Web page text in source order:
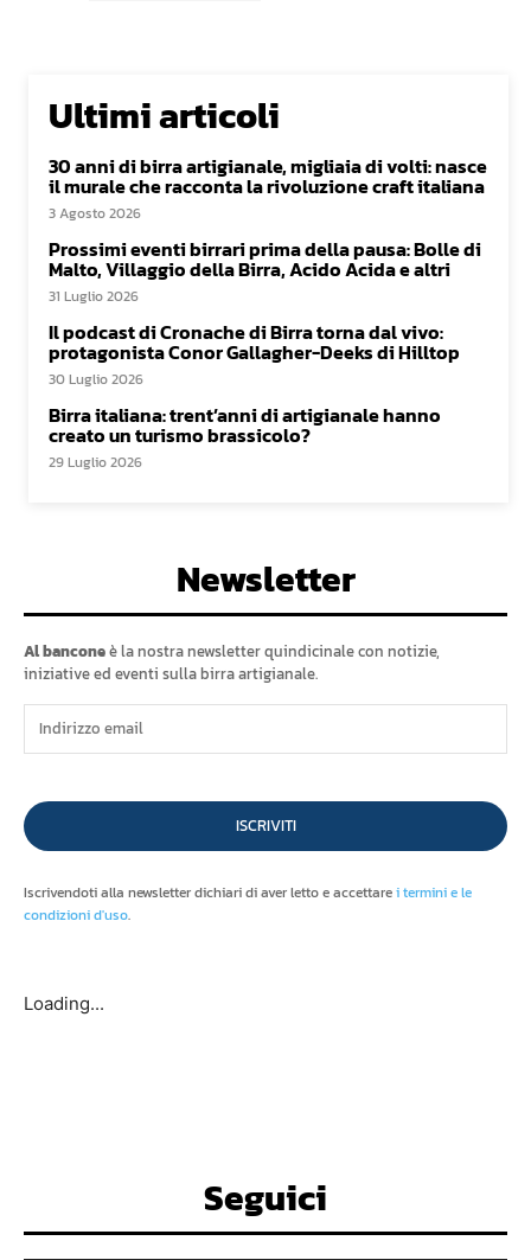
Ultimi articoli
30 anni di birra artigianale, migliaia di volti: nasce
il murale che racconta la rivoluzione craft italiana
3 Agosto 2026
Prossimi eventi birrari prima della pausa: Bolle di
Malto, Villaggio della Birra, Acido Acida e altri
31 Luglio 2026
Il podcast di Cronache di Birra torna dal vivo:
protagonista Conor Gallagher-Deeks di Hilltop
30 Luglio 2026
Birra italiana: trent’anni di artigianale hanno
creato un turismo brassicolo?
29 Luglio 2026
Newsletter
Al banconeè la nostra newsletter quindicinale con notizie,
iniziative ed eventi sulla birra artigianale.
ISCRIVITI
Iscrivendoti alla newsletter dichiari di aver letto e accettarei termini e le
condizioni d'uso.
Loading...
Seguici